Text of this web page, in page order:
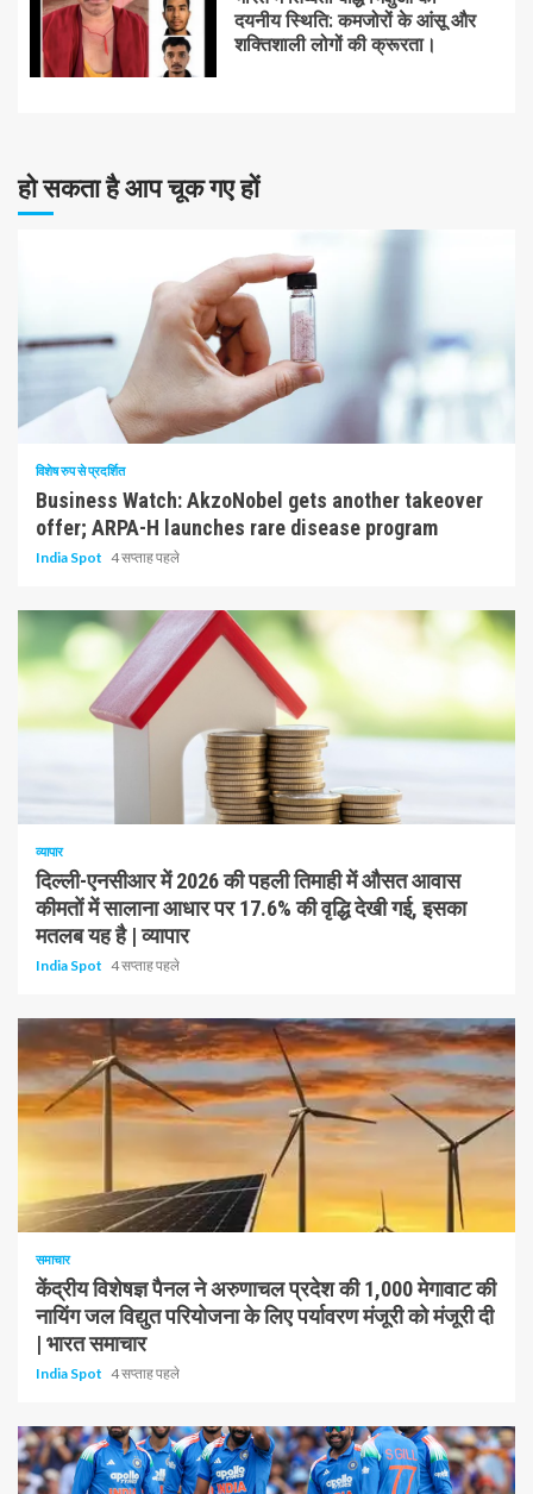
दयनीय स्थिति: कमजोरों के आंसू और
शक्तिशाली लोगों की क्रूरता।
हो सकता है आप चूक गए हों
10 न्यूनतम पढ़ा
विशेष रुप से प्रदर्शित
Business Watch: AkzoNobel gets another takeover
offer; ARPA-H launches rare disease program
India Spot 4 सप्ताह पहले
व्यापार
दिल्ली-एनसीआर में 2026 की पहली तिमाही में औसत आवास
कीमतों में सालाना आधार पर 17.6% की वृद्धि देखी गई, इसका
मतलब यह है | व्यापार
India Spot 4 सप्ताह पहले
1 न्यूनतम पढ़ा
समाचार
केंद्रीय विशेषज्ञ पैनल ने अरुणाचल प्रदेश की 1,000 मेगावाट की
नायिंग जल विद्युत परियोजना के लिए पर्यावरण मंजूरी को मंजूरी दी
| भारत समाचार
India Spot 4 सप्ताह पहले